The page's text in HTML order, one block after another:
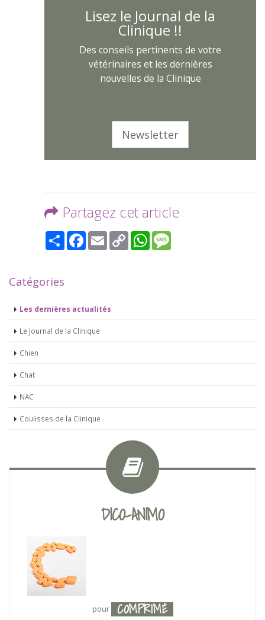
Lisez le Journal de la
Clinique !!
Des conseils pertinents de votre
vétérinaires et les dernières
nouvelles de la Clinique
Newsletter
Partagez cet article
Share Facebook
Email Copy
Link
WhatsApp
Catégories
Les dernières actualités
Le Journal de la Clinique
Chien
Chat
NAC
Coulisses de la Clinique
DICO-ANIMO
pour COMPRIMÉ